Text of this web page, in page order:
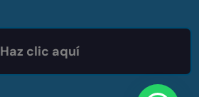
Haz clic aquí